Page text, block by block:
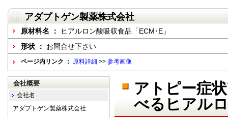
アダプトゲン製薬株式会社
原材料名 ：
ヒアルロン酸吸収食品「ECM･E」
形状 ： お問合せ下さい
ページ内リンク ： 原料詳細 >> 参考画像
アトピー症
べるヒアル
会社概要
会社名
アダプトゲン製薬株式会社